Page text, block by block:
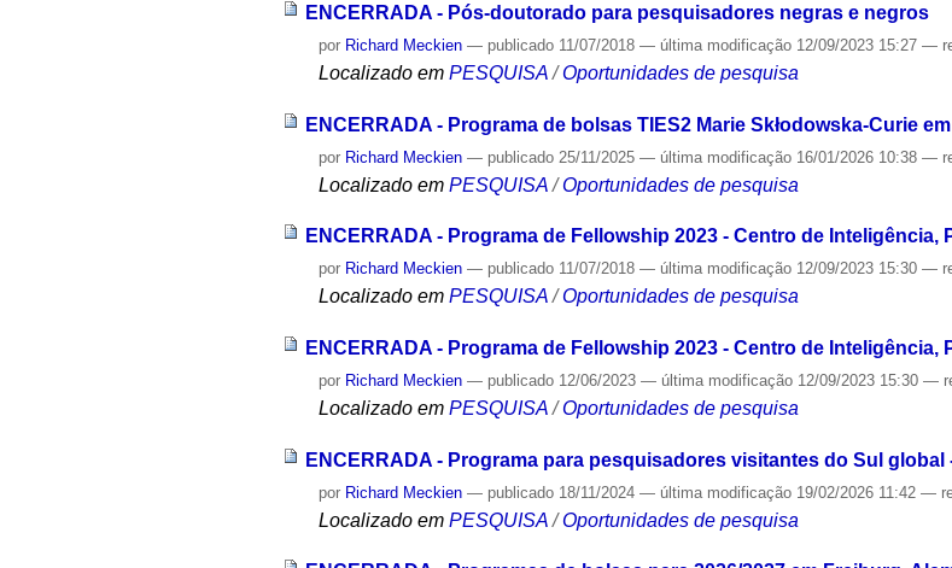
ENCERRADA - Pós-doutorado para pesquisadores negras e negros
por Richard Meckien — publicado 11/07/2018— última modificação 12/09/2023 15:27—
Localizado em PESQUISA /Oportunidades de pesquisa
ENCERRADA - Programa de bolsas TIES2 Marie Skłodowska-Curie
por Richard Meckien — publicado 25/11/2025— última modificação 16/01/2026 10:38—
Localizado em PESQUISA /Oportunidades de pesquisa
ENCERRADA - Programa de Fellowship 2023 - Centro de
por Richard Meckien — publicado 11/07/2018— última modificação 12/09/2023 15:30—
Localizado em PESQUISA /Oportunidades de pesquisa
ENCERRADA - Programa de Fellowship 2023 - Centro de
por Richard Meckien — publicado 12/06/2023— última modificação 12/09/2023 15:30—
Localizado em PESQUISA /Oportunidades de pesquisa
ENCERRADA - Programa para pesquisadores visitantes do Sul
por Richard Meckien — publicado 18/11/2024— última modificação 19/02/2026 11:42—
Localizado em PESQUISA /Oportunidades de pesquisa